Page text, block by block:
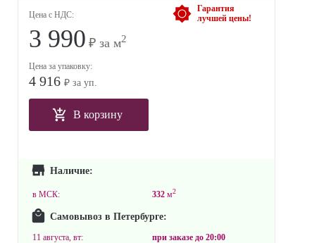
Гарантия
лучшей цены!
Цена с НДС:
3 990 ₽ за м2
Цена за упаковку:
4 916 ₽ за уп.
В корзину
Наличие:
в МСК: 332 м2
Самовывоз в Петербурге:
11 августа, вт: при заказе до 20:00